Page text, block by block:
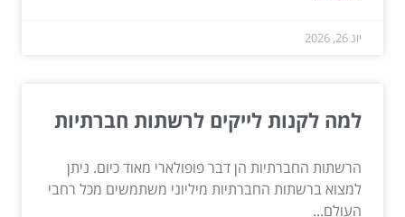
יונ 26, 2026
למה לקנות לייקים לרשתות חברתיות
הרשתות החברתיות הן דבר פופולארי מאוד כיום. ניתן
למצוא ברשתות החברתיות מיליוני משתמשים מכל רחבי
העולם...